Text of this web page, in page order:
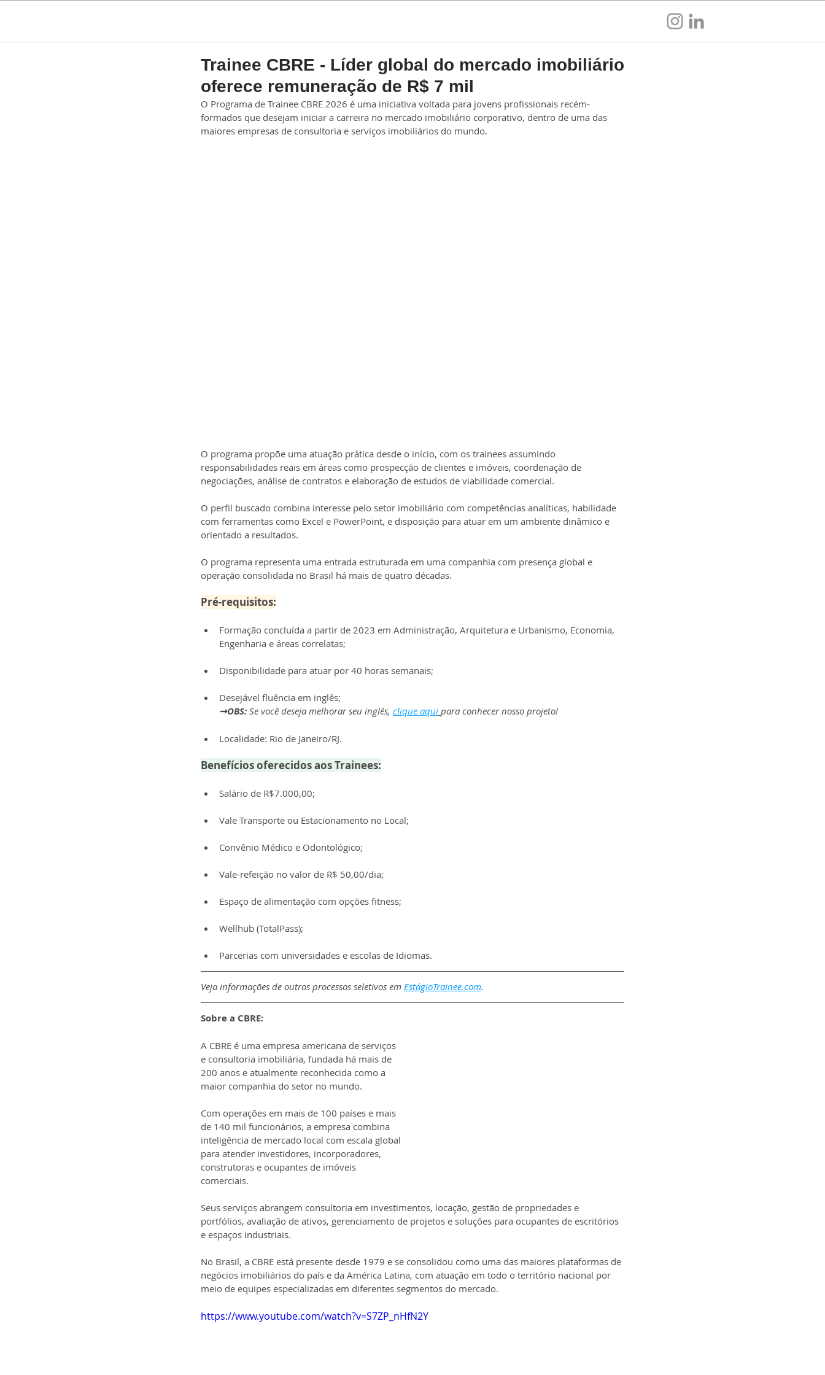
Trainee CBRE - Líder global do mercado imobiliário
oferece remuneração de R$ 7 mil
O Programa de Trainee CBRE 2026 é uma iniciativa voltada para jovens profissionais recém-
formados que desejam iniciar a carreira no mercado imobiliário corporativo, dentro de uma das
maiores empresas de consultoria e serviços imobiliários do mundo.
O programa propõe uma atuação prática desde o início, com os trainees assumindo
responsabilidades reais em áreas como prospecção de clientes e imóveis, coordenação de
negociações, análise de contratos e elaboração de estudos de viabilidade comercial.
O perfil buscado combina interesse pelo setor imobiliário com competências analíticas, habilidade
com ferramentas como Excel e PowerPoint, e disposição para atuar em um ambiente dinâmico e
orientado a resultados.
O programa representa uma entrada estruturada em uma companhia com presença global e
operação consolidada no Brasil há mais de quatro décadas.
Pré-requisitos:
Formação concluída a partir de 2023 em Administração, Arquitetura e Urbanismo, Economia,
Engenharia e áreas correlatas;
Disponibilidade para atuar por 40 horas semanais;
Desejável fluência em inglês;
➞OBS: Se você deseja melhorar seu inglês, clique aqui para conhecer nosso projeto!
Localidade: Rio de Janeiro/RJ.
Benefícios oferecidos aos Trainees:
Salário de R$7.000,00;
Vale Transporte ou Estacionamento no Local;
Convênio Médico e Odontológico;
Vale-refeição no valor de R$ 50,00/dia;
Espaço de alimentação com opções fitness;
Wellhub (TotalPass);
Parcerias com universidades e escolas de Idiomas.
Veja informações de outros processos seletivos em EstágioTrainee.com.
Sobre a CBRE:
A CBRE é uma empresa americana de serviços
e consultoria imobiliária, fundada há mais de
200 anos e atualmente reconhecida como a
maior companhia do setor no mundo.
Com operações em mais de 100 países e mais
de 140 mil funcionários, a empresa combina
inteligência de mercado local com escala global
para atender investidores, incorporadores,
construtoras e ocupantes de imóveis
comerciais.
Seus serviços abrangem consultoria em investimentos, locação, gestão de propriedades e
portfólios, avaliação de ativos, gerenciamento de projetos e soluções para ocupantes de escritórios
e espaços industriais.
No Brasil, a CBRE está presente desde 1979 e se consolidou como uma das maiores plataformas de
negócios imobiliários do país e da América Latina, com atuação em todo o território nacional por
meio de equipes especializadas em diferentes segmentos do mercado.
https://www.youtube.com/watch?v=S7ZP_nHfN2Y